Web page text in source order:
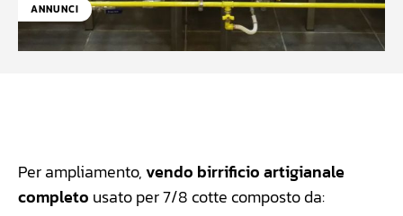
ANNUNCI
Per ampliamento,vendo birrificio artigianale
completo usato per 7/8 cotte composto da: